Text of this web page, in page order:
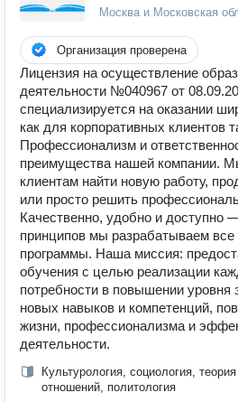
Москва и Московская
Организация проверена
Лицензия на осуществление
деятельности №040967 от
специализируется на оказании
как для корпоративных клиентов
Профессионализм и
преимущества нашей компании.
клиентам найти новую работу,
или просто решить
Качественно, удобно и доступно
принципов мы разрабатываем
программы. Наша миссия:
обучения с целью реализации
потребности в повышении уровня
новых навыков и компетенций,
жизни, профессионализма и
деятельности.
Культурология, социология,
отношений, политология